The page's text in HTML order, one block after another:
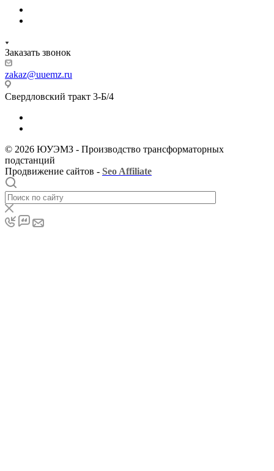
Заказать звонок
zakaz@uuemz.ru
Свердловский тракт 3-Б/4
© 2026 ЮУЭМЗ - Производство трансформаторных
подстанций
Продвижение сайтов - Seo Affiliate